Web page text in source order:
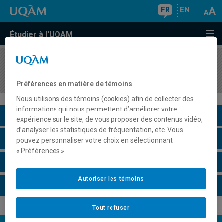
FR EN
Étudier à l'UQAM
COURS//
Description du cours
Horaire - Été 2026
Préférences en matière de témoins
Nous utilisons des témoins (cookies) afin de collecter des
informations qui nous permettent d’améliorer votre
expérience sur le site, de vous proposer des contenus vidéo,
d’analyser les statistiques de fréquentation, etc. Vous
pouvez personnaliser votre choix en sélectionnant
« Préférences ».
Tout refuser
Autoriser les témoins